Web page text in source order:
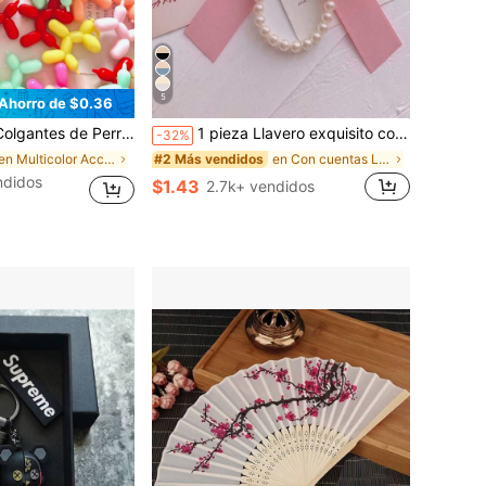
de $0.36
Encantos de Perro de Acrílico Coloridos y Lindos, Adecuados para Llaveros Hechos a Mano, Fundas de Teléfono
en Multicolor Accesorios para llaveros
5
-32% 1 pieza Llavero exquisito con lazo rosa mate y perla falsa, regalo perfecto para el Día de San Valentín
#2 Más vendidos en Con cuentas Llaveros y Accesorios
$1.43 2.7k+ vendidos